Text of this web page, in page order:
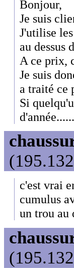
Bonjour,
Je suis
J'utilise
au dessus
A ce prix,
Je suis
a traité ce
Si
c'est vrai
cumulus
un trou au